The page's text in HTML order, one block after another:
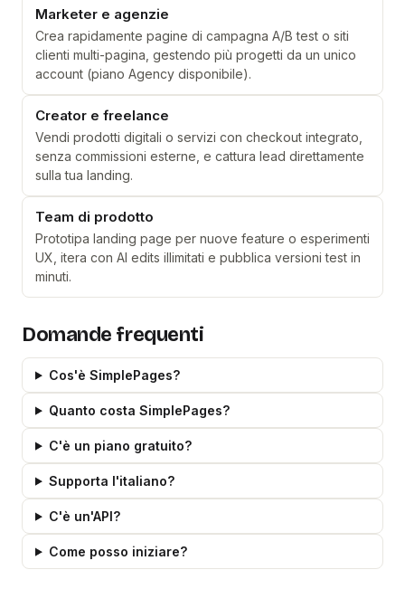
Marketer e agenzie
Crea rapidamente pagine di campagna A/B test o siti
clienti multi-pagina, gestendo più progetti da un unico
account (piano Agency disponibile).
Creator e freelance
Vendi prodotti digitali o servizi con checkout integrato,
senza commissioni esterne, e cattura lead direttamente
sulla tua landing.
Team di prodotto
Prototipa landing page per nuove feature o esperimenti
UX, itera con AI edits illimitati e pubblica versioni test in
minuti.
Domande frequenti
Cos'è SimplePages?
Quanto costa SimplePages?
C'è un piano gratuito?
Supporta l'italiano?
C'è un'API?
Come posso iniziare?